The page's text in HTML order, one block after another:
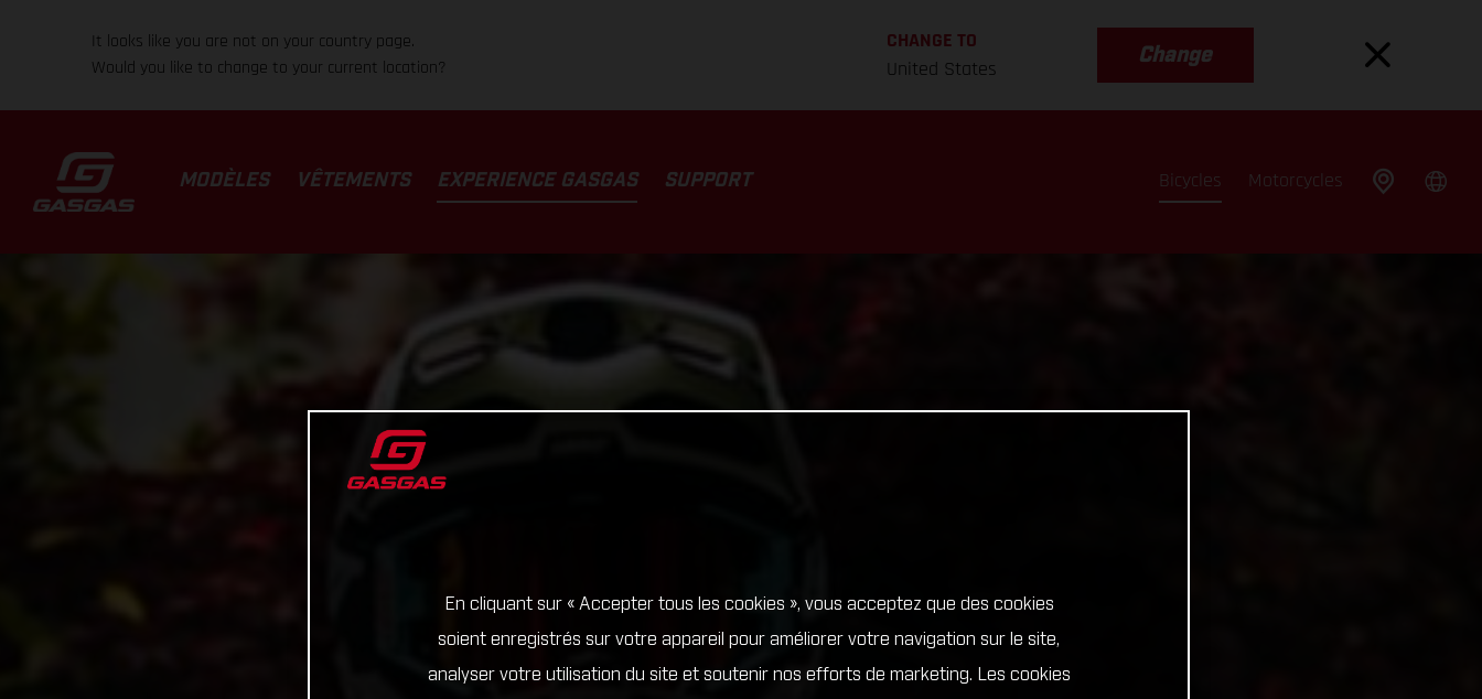
It looks like you are not on your country page.
Would you like to change to your current location?
CHANGE TO
United States
Change
MODÈLES VÊTEMENTS EXPERIENCE GASGAS SUPPORT Bicycles Motorcycles
En cliquant sur « Accepter tous les cookies », vous acceptez que des cookies
soient enregistrés sur votre appareil pour améliorer votre navigation sur le site,
analyser votre utilisation du site et soutenir nos efforts de marketing. Les cookies